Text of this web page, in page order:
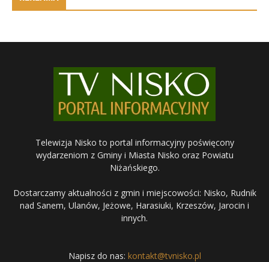
Telewizja Nisko to portal informacyjny poświęcony
wydarzeniom z Gminy i Miasta Nisko oraz Powiatu
Niżańskiego.
Dostarczamy aktualności z gmin i miejscowości: Nisko, Rudnik
nad Sanem, Ulanów, Jeżowe, Harasiuki, Krzeszów, Jarocin i
innych.
Napisz do nas: kontakt@tvnisko.pl